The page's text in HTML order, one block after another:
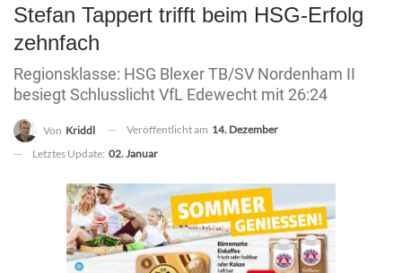
Stefan Tappert trifft beim HSG-Erfolg
zehnfach
Regionsklasse: HSG Blexer TB/SV Nordenham II
besiegt Schlusslicht VfL Edewecht mit 26:24
Von Kriddl Veröffentlicht am 14. Dezember
Letztes Update: 02. Januar